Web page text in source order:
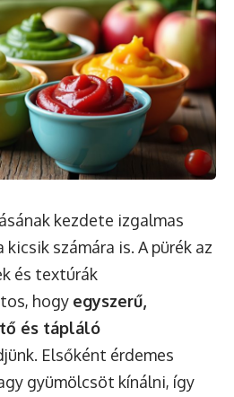
kezdete izgalmas
kicsik számára is. A pürék az
és textúrák
hogy egyszerű,
és tápláló
Elsőként érdemes
gyümölcsöt kínálni, így